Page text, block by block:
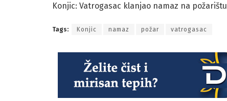
Konjic: Vatrogasac klanjao namaz na požarištu
Tags: Konjic namaz požar vatrogasac